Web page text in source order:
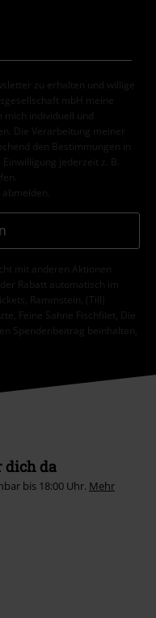
zu erhalten und willige
mbH meine
mich individuell und
Die Verarbeitung meiner
den Bestimmungen in
Einwilligung jederzeit z. B.
mit anderen Aktionen
Rabatt automatisch im
Rammstein, (Till)
Feine Sahne Fischfilet, Die
Spendenbeitrag beinhalten,
dich da
bis 18:00 Uhr. Mehr